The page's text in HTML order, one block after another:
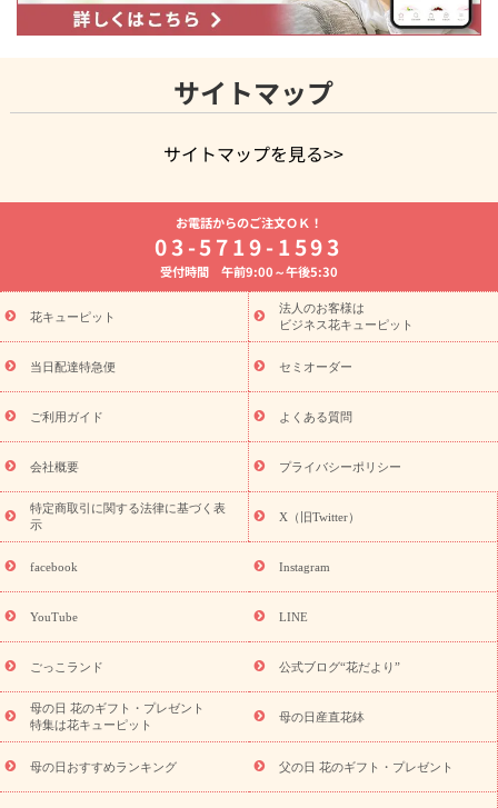
サイトマップ
サイトマップを見る>>
よく贈られる花
お祝いの花特集
誕生日フラワーギフト特集
8月の誕生花(トルコキキョウ)
開店・開業祝い
お供え・お悔やみ お供え・お悔やみの花
通夜・葬儀に贈る花 胡蝶蘭・花鉢
ーブドフラワー
季節のイベント
ひまわり ギフト・プレゼント
特集
お盆 花（新盆・初盆） 季節のイベント
お盆 花（新
盆・初盆）
お盆 花（新盆・初盆）
お盆・お供え 花とセットギ
フト
お盆・お供え プリザーブドフラワー
ひまわり ギフト・プ
レゼント特集
夏の花贈り・お中元・暑中見舞い 花のギフト特集
敬老の日におくる花ギフト・プレゼント特集
花ギフト・プレゼント特集
敬老の日 花のおすすめランキング
敬
老の日 花鉢植えのギフト・プレゼント特集
敬老の日 花とセットギ
フト・プレゼント特集
敬老の日の花 全てのギフト一覧
キャン
ペーン
「きょう誕生日なんです」キャンペーン
探す
誕生日フラワーギフト 誕生日フラワーギフト特集
誕生
日フラワーギフト商品一覧
ユリ トルコキキョウ
誕生花(トルコキキョウ)
9月の誕生花(リンドウ)
誕生日セット
ギフト
「きょう誕生日なんです」キャンペーン
用途から探す お祝いの花特集 当日配達特急便
お祝い商品
一覧
お祝い 新築・引っ越し祝い
結婚記念日
結婚祝い 出産祝い 退院祝い・快気祝い
還暦
祝い・長寿祝い
プチギフト ペットのお祝いフラワー
元・暑中見舞い
敬老の日
お供え
お供え・お悔やみ商品一覧 お供え・お悔やみの花
十九日法要以降に贈る花
通夜・葬儀に贈る花
お供え お花とセッ
お電話からのご注文ＯＫ！
03-5719-1593
受付時間 午前9:00～午後5:30
花キューピット
法人のお客様は
ビジネス花キューピット
当日配達特急便 セミオーダー
ご利用ガイド よくある質問
会社概要 プライバシーポリシー
特定商取引に関する法律に基づく表
示
X（旧Twitter）
facebook Instagram
YouTube LINE
ごっこランド 公式ブログ“花だより”
母の日 花のギフト・プレゼント
特集は花キューピット
母の日産直花鉢
母の日おすすめランキング 父の日 花のギフト・プレゼント